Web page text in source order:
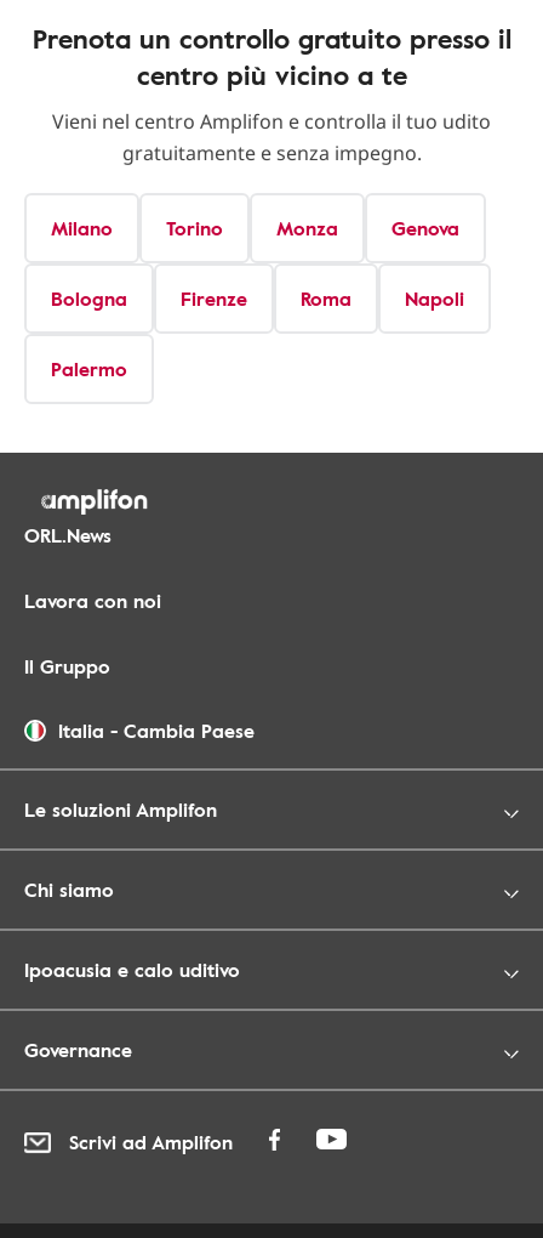
Prenota un controllo gratuito presso il
centro più vicino a te
Vieni nel centro Amplifon e controlla il tuo udito
gratuitamente e senza impegno.
Milano Torino Monza Genova
Bologna Firenze Roma Napoli
Palermo
ORL.News
Lavora con noi
Il Gruppo
Italia - Cambia Paese
Le soluzioni Amplifon
Chi siamo
Ipoacusia e calo uditivo
Governance
Scrivi ad Amplifon